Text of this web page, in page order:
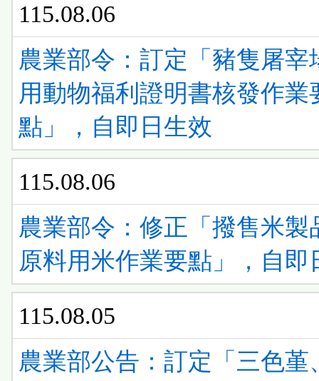
115.08.06
農業部令：訂定「豬隻屠宰
用動物福利證明書核發作業
點」，自即日生效
115.08.06
農業部令：修正「撥售米製
原料用米作業要點」，自即
115.08.05
農業部公告：訂定「三色堇